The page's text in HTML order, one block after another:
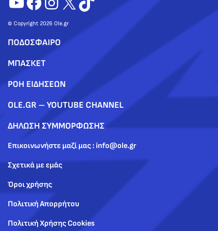
© Copyright 2026 Ole.gr
ΠΟΔΟΣΦΑΙΡΟ
ΜΠΑΣΚΕΤ
ΡΟΗ ΕΙΔΗΣΕΩΝ
OLE.GR – YOUTUBE CHANNEL
ΔΗΛΩΣΗ ΣΥΜΜΟΡΦΩΣΗΣ
Επικοινωνήστε μαζί μας : info@ole.gr
Σχετικά με εμάς
Όροι χρήσης
Πολιτική Απορρήτου
Πολιτική Χρήσης Cookies